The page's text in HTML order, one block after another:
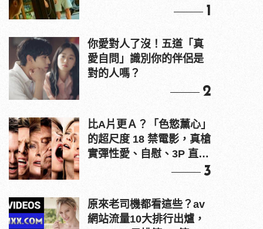
1
你愛對人了沒！五道「真
愛自問」識別你的伴侶是
對的人嗎？
2
比A片更Ａ？「色慾薰心」
的超尺度 18 禁電影，真槍
實彈性愛、自慰、3P 直接
3
原來老司機都看這些？av
網站流量10大排行出爐，